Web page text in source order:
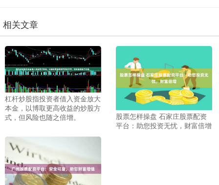
相关文章
杠杆炒股指投资者借入资金放大
本金，以博取更高收益的炒股方
式，但风险也随之倍增。
股票怎样操盘 石家庄股票配资
平台：助您投资无忧，财富倍增